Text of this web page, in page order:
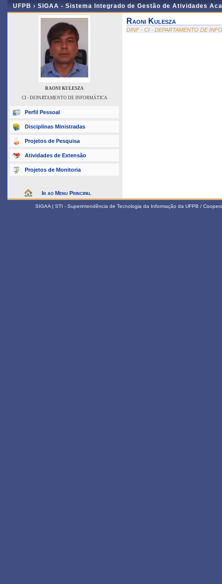
UFPB › SIGAA - Sistema Integrado de Gestão de Atividades
RAONI KULESZA
CI - DEPARTAMENTO DE INFORMÁTICA
Perfil Pessoal
Disciplinas Ministradas
Projetos de Pesquisa
Atividades de Extensão
Projetos de Monitoria
Ir ao Menu Principal
Raoni Kulesza
DINF - CI - DEPARTAMENTO DE
SIGAA | STI - Superintendência de Tecnologia da Informação da UFPB /